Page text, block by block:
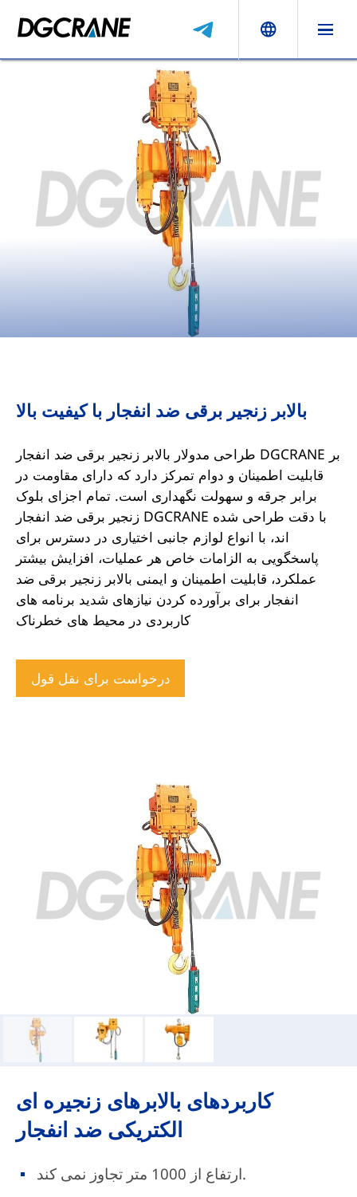
بالابر زنجیر برقی ضد انفجار با کیفیت بالا
طراحی مدولار بالابر زنجیر برقی ضد انفجار DGCRANE بر
قابلیت اطمینان و دوام تمرکز دارد که دارای مقاومت در
برابر جرقه و سهولت نگهداری است. تمام اجزای بلوک
زنجیر برقی ضد انفجار DGCRANE با دقت طراحی شده
اند، با انواع لوازم جانبی اختیاری در دسترس برای
پاسخگویی به الزامات خاص هر عملیات، افزایش بیشتر
عملکرد، قابلیت اطمینان و ایمنی بالابر زنجیر برقی ضد
انفجار برای برآورده کردن نیازهای شدید برنامه های
کاربردی در محیط های خطرناک
درخواست برای نقل قول
کاربردهای بالابرهای زنجیره ای
الکتریکی ضد انفجار
ارتفاع از 1000 متر تجاوز نمی کند.